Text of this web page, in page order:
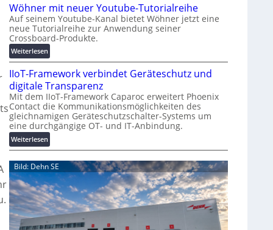
K
o
s
t
e
n
f
a
l
e
A
Z
ü
r
i
h
:
T
r
e
f
f
u
n
k
t
f
Wöhner mit neuer Youtube-Tutorialreihe
Auf seinem Youtube-Kanal bietet Wöhner jetzt eine
neue Tutorialreihe zur Anwendung seiner
Crossboard-Produkte.
Weiterlesen:
W
ö
h
n
e
r
m
i
t
n
e
u
e
r
Y
o
IIoT-Framework verbindet Geräteschutz und
digitale Transparenz
Mit dem IIoT-Framework Caparoc erweitert Phoenix
Contact die Kommunikationsmöglichkeiten des
gleichnamigen Geräteschutzschalter-Systems um
eine durchgängige OT- und IT-Anbindung.
Weiterlesen:
I
I
o
T
-
F
r
a
Bild: Dehn SE